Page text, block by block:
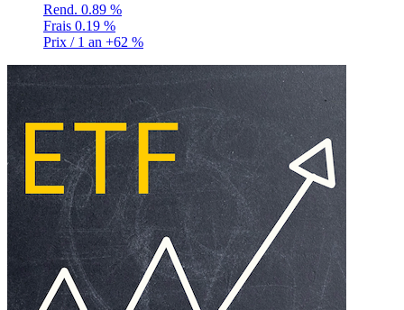
Rend. 0.89 %
Frais 0.19 %
Prix / 1 an +62 %
Politique de Confidentialité•Conditions Générales d'Utilisation
Copyright 2020-2026 Epsylia OÜ - All rights reserved
Moning est une plateforme ne gérant aucun fond et à visée purement
éducative. Nous ne fournissons aucun conseil en investissement.